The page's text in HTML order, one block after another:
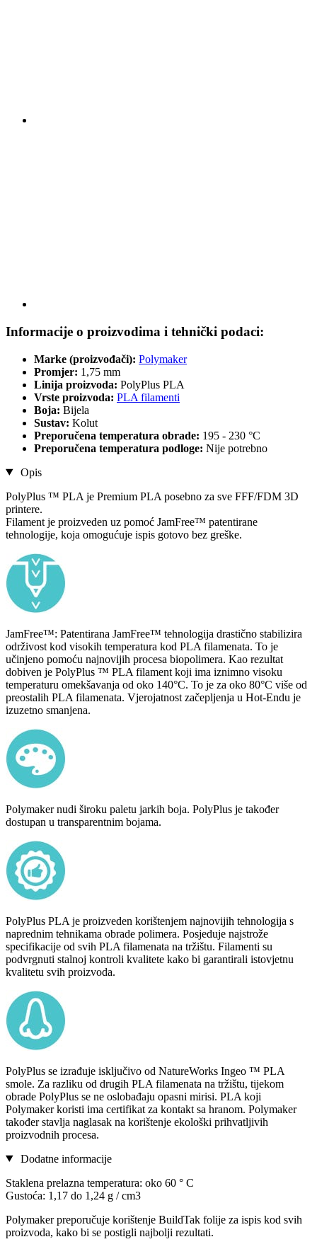
Informacije o proizvodima i tehnički podaci:
Marke (proizvođači): Polymaker
Promjer: 1,75 mm
Linija proizvoda: PolyPlus PLA
Vrste proizvoda: PLA filamenti
Boja: Bijela
Sustav: Kolut
Preporučena temperatura obrade: 195 - 230 °C
Preporučena temperatura podloge: Nije potrebno
Opis
PolyPlus ™ PLA je Premium PLA posebno za sve FFF/FDM 3D
printere.
Filament je proizveden uz pomoć JamFree™ patentirane
tehnologije, koja omogućuje ispis gotovo bez greške.
JamFree™: Patentirana JamFree™ tehnologija drastično stabilizira
održivost kod visokih temperatura kod PLA filamenata. To je
učinjeno pomoću najnovijih procesa biopolimera. Kao rezultat
dobiven je PolyPlus ™ PLA filament koji ima iznimno visoku
temperaturu omekšavanja od oko 140°C. To je za oko 80°C više od
preostalih PLA filamenata. Vjerojatnost začepljenja u Hot-Endu je
izuzetno smanjena.
Polymaker nudi široku paletu jarkih boja. PolyPlus je također
dostupan u transparentnim bojama.
PolyPlus PLA je proizveden korištenjem najnovijih tehnologija s
naprednim tehnikama obrade polimera. Posjeduje najstrože
specifikacije od svih PLA filamenata na tržištu. Filamenti su
podvrgnuti stalnoj kontroli kvalitete kako bi garantirali istovjetnu
kvalitetu svih proizvoda.
PolyPlus se izrađuje isključivo od NatureWorks Ingeo ™ PLA
smole. Za razliku od drugih PLA filamenata na tržištu, tijekom
obrade PolyPlus se ne oslobađaju opasni mirisi. PLA koji
Polymaker koristi ima certifikat za kontakt sa hranom. Polymaker
također stavlja naglasak na korištenje ekološki prihvatljivih
proizvodnih procesa.
Dodatne informacije
Staklena prelazna temperatura: oko 60 ° C
Gustoća: 1,17 do 1,24 g / cm3
Polymaker preporučuje korištenje BuildTak folije za ispis kod svih
proizvoda, kako bi se postigli najbolji rezultati.